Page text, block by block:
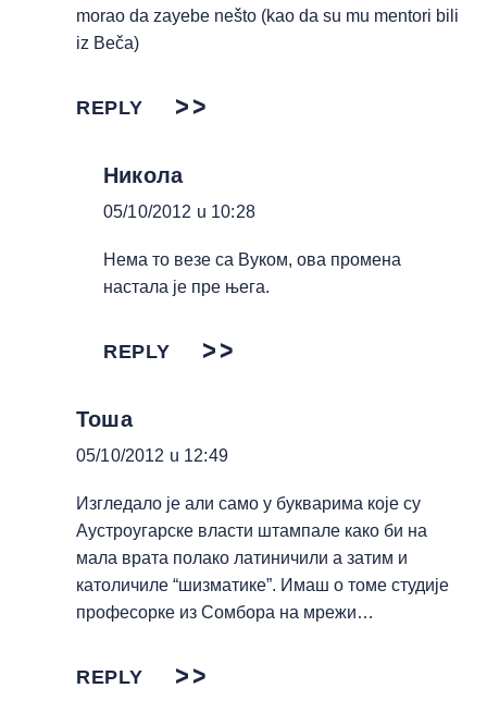
morao da zayebe nešto (kao da su mu mentori bili
iz Beča)
REPLY
Никола
05/10/2012 u 10:28
Нема то везе са Вуком, ова промена
настала је пре њега.
REPLY
Тоша
05/10/2012 u 12:49
Изгледало је али само у букварима које су
Аустроугарске власти штампале како би на
мала врата полако латиничили а затим и
католичиле “шизматике”. Имаш о томе студије
професорке из Сомбора на мрежи…
REPLY